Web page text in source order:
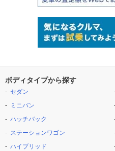
ボディタイプから探す
セダン
ミニバン
ハッチバック
ステーションワゴン
ハイブリッド